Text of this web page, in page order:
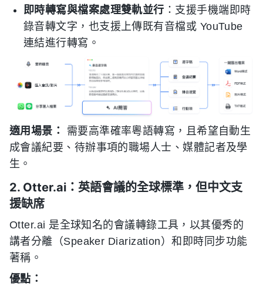
即時轉寫與檔案處理雙軌並行 ：支援手機端即時
錄音轉文字，也支援上傳既有音檔或 YouTube
連結進行轉寫。
適用場景：
需要高準確率粵語轉寫，且希望自動生
成會議紀要、待辦事項的職場人士、媒體記者及學
生。
2. Otter.ai：英語會議的全球標準，但中文支
援缺席
Otter.ai 是全球知名的會議轉錄工具，以其優秀的
講者分離（Speaker Diarization）和即時同步功能
著稱。
優點：